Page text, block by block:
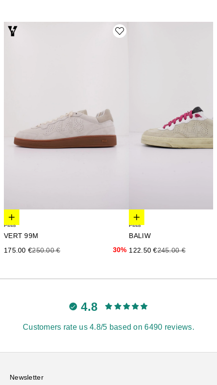
Elige opciones
P448
VERT 99M
Precio de oferta
175.00 €Precio anterior
250.00 € 30%
Elige opciones
P448
BALIW
Precio de oferta
122.50 €Precio anterior
245.00 €
4.8
Customers rate us 4.8/5 based on 6490 reviews.
Newsletter